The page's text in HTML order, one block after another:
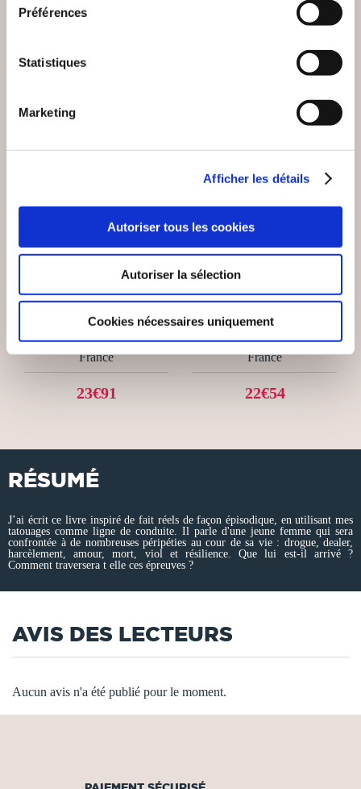
Préférences
Statistiques
Marketing
Afficher les détails
Autoriser tous les cookies
Autoriser la sélection
Cookies nécessaires uniquement
RÈGLES DU SAVOIR-
VIVRE DANS LA
SOCI...
Bibliothèque Nationale de
France
23€91
COUTUMES DE LA
PRÉVÔTÉ ET
VICOMTÉ D...
Bibliothèque Nationale de
France
22€54
RÉSUMÉ
J’ai écrit ce livre inspiré de fait réels de façon épisodique, en utilisant mes
tatouages comme ligne de conduite. Il parle d'une jeune femme qui sera
confrontée à de nombreuses péripéties au cour de sa vie : drogue, dealer,
harcèlement, amour, mort, viol et résilience. Que lui est-il arrivé ?
Comment traversera t elle ces épreuves ?
AVIS DES LECTEURS
Aucun avis n'a été publié pour le moment.